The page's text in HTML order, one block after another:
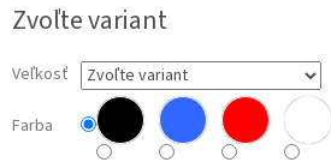
cena:
Zvoľte variant
Veľkosť
Farba